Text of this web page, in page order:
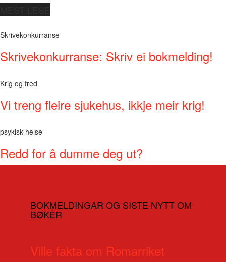
Skrivekonkurranse
Skrivekonkurranse: Skriv ei bokmelding!
Krig og fred
Vi treng fleire sjukehus, ikkje meir krig!
psykisk helse
Redd for å dumme deg ut?
BOKMELDINGAR OG SISTE NYTT OM
BØKER
Ville fakta om Romarriket